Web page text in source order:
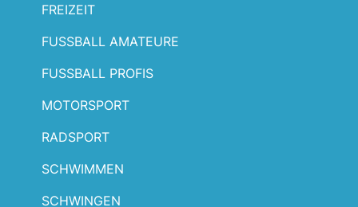
FREIZEIT
FUSSBALL AMATEURE
FUSSBALL PROFIS
MOTORSPORT
RADSPORT
SCHWIMMEN
SCHWINGEN